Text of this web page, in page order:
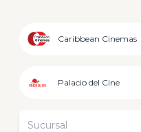
Caribbean Cinemas
Palacio del Cine
Sucursal